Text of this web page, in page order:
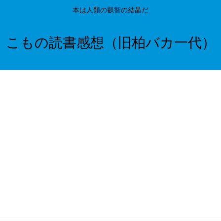
本は人類の叡智の結晶だ
こもの読書感想（旧柏バカ一代）